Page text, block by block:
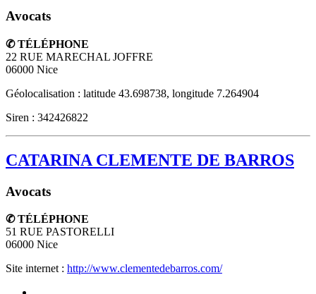
Avocats
✆ TÉLÉPHONE
22 RUE MARECHAL JOFFRE
06000 Nice
Géolocalisation : latitude 43.698738, longitude 7.264904
Siren : 342426822
CATARINA CLEMENTE DE BARROS
Avocats
✆ TÉLÉPHONE
51 RUE PASTORELLI
06000 Nice
Site internet : http://www.clementedebarros.com/